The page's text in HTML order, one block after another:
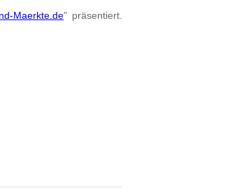
Maerkte.de" präsentiert.